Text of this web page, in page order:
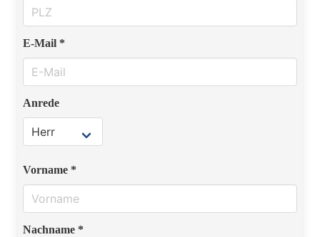
E-Mail *
Anrede
Vorname *
Nachname *